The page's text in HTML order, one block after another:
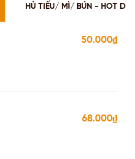
HỦ TIẾU/ MÌ/ BÚN - HOT
50.000₫
68.000₫